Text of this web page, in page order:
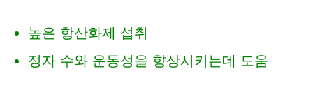
높은 항산화제 섭취
정자 수와 운동성을 향상시키는데 도움